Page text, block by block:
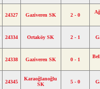
24327 Gaziveren SK 2 - 0
24334 Ortaköy SK 2 - 1
24338 Gaziveren SK 0 - 1
24345
Karaoğlanoğlu
SK
5 - 0